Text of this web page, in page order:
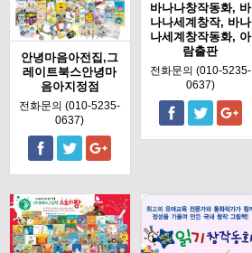
안녕마음아전집,그
레이트북스안녕마
음아지정점
전화문의 (010-5235-
0637)
바나나창작동화, 바
나나세계창작, 바나
나세계창작동화, 아
람출판
전화문의 (010-5235-
0637)